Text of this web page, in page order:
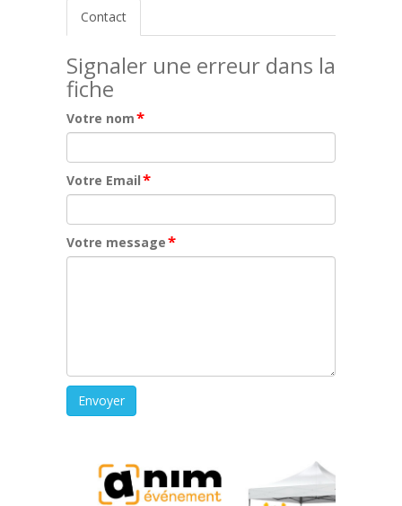
Contact
Signaler une erreur dans la
fiche
Votre nom*
Votre Email*
Votre message*